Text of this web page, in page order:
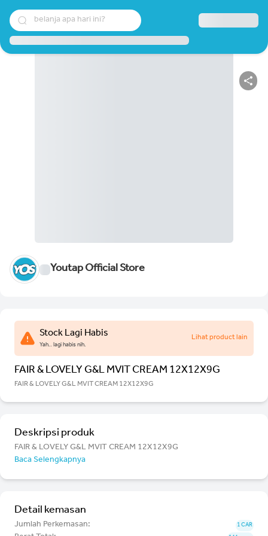
belanja apa hari ini?
Youtap Official Store
Stock Lagi Habis
Yah.. lagi habis nih.
Lihat product lain
FAIR & LOVELY G&L MVIT CREAM 12X12X9G
FAIR & LOVELY G&L MVIT CREAM 12X12X9G
Deskripsi produk
FAIR & LOVELY G&L MVIT CREAM 12X12X9G
Baca Selengkapnya
Detail kemasan
Jumlah Perkemasan: 1 CAR